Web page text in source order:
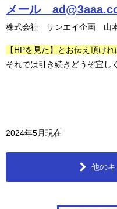
メール
株式会社 サンエイ企画 山
【HPを見た】とお伝え頂け
それでは引き続きどうぞ宜し
2024年5月現在
他の